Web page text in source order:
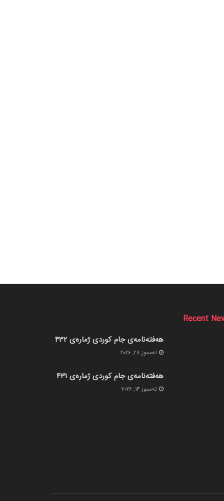
Recent
هەفتەنامەی جام کوردی ژمارەی 432
ته‌مموز 28, 2026
هەفتەنامەی جام کوردی ژمارەی 431
ته‌مموز 14, 2026